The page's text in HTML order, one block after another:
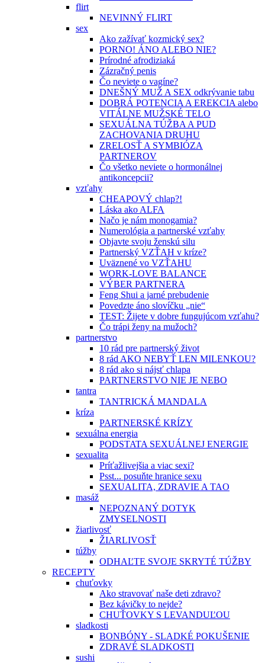
flirt
NEVINNÝ FLIRT
sex
Ako zažívať kozmický sex?
PORNO! ÁNO ALEBO NIE?
Prírodné afrodiziaká
Zázračný penis
Čo neviete o vagíne?
DNEŠNÝ MUŽ A SEX odkrývanie tabu
DOBRÁ POTENCIA A EREKCIA alebo
VITÁLNE MUŽSKÉ TELO
SEXUÁLNA TÚŽBA A PUD
ZACHOVANIA DRUHU
ZRELOSŤ A SYMBIÓZA
PARTNEROV
Čo všetko neviete o hormonálnej
antikoncepcii?
vzťahy
CHEAPOVÝ chlap?!
Láska ako ALFA
Načo je nám monogamia?
Numerológia a partnerské vzťahy
Objavte svoju ženskú silu
Partnerský VZŤAH v kríze?
Uväznené vo VZŤAHU
WORK-LOVE BALANCE
VÝBER PARTNERA
Feng Shui a jarné prebudenie
Povedzte áno slovíčku „nie“
TEST: Žijete v dobre fungujúcom vzťahu?
Čo trápi ženy na mužoch?
partnerstvo
10 rád pre partnerský život
8 rád AKO NEBYŤ LEN MILENKOU?
8 rád ako si nájsť chlapa
PARTNERSTVO NIE JE NEBO
tantra
TANTRICKÁ MANDALA
kríza
PARTNERSKÉ KRÍZY
sexuálna energia
PODSTATA SEXUÁLNEJ ENERGIE
sexualita
Príťažlivejšia a viac sexi?
Psst... posuňte hranice sexu
SEXUALITA, ZDRAVIE A TAO
masáž
NEPOZNANÝ DOTYK
ZMYSELNOSTI
žiarlivosť
ŽIARLIVOSŤ
túžby
ODHAĽTE SVOJE SKRYTÉ TÚŽBY
RECEPTY
chuťovky
Ako stravovať naše deti zdravo?
Bez kávičky to nejde?
CHUŤOVKY S LEVANDUĽOU
sladkosti
BONBÓNY - SLADKÉ POKUŠENIE
ZDRAVÉ SLADKOSTI
sushi